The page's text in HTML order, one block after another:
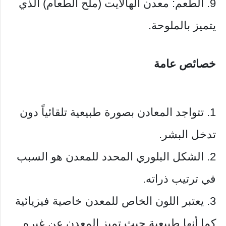
9. الطعم: معدن الهالايت (ملح الطعام) الذي
يتميز بالملوحة.
خصائص عامة
1. تتواجد المعادن بصورة طبيعية تلقائياً دون
تدخل البشر.
2. الشكل البلوري المحدد للمعدن هو السبب
في ترتيب ذراته.
3. يعتبر اللون الخاص للمعدن خاصية فيزيائية
كما أنها طبيعية حيث تميز المعدن عن غيره